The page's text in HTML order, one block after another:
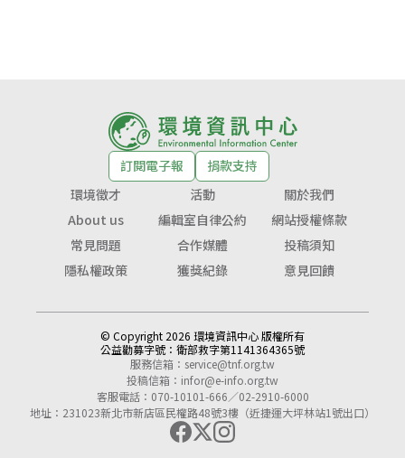
訂閱電子報
捐款支持
環境徵才
活動
關於我們
About us
編輯室自律公約
網站授權條款
常見問題
合作媒體
投稿須知
隱私權政策
獲獎紀錄 意見回饋
© Copyright 2026 環境資訊中心 版權所有
公益勸募字號： 衛部救字第1141364365號
服務信箱： service@tnf.org.tw
投稿信箱： infor@e-info.org.tw
客服電話：070-10101-666／02-2910-6000
地址：231023新北市新店區民權路48號3樓（近捷運大坪林站1號出口）